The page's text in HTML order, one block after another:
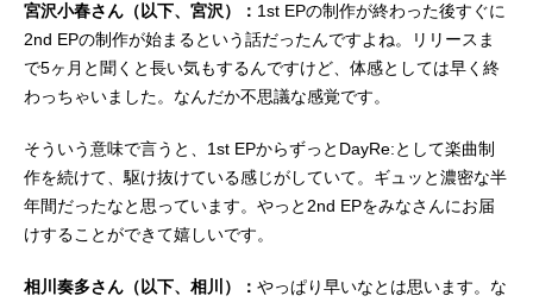
宮沢小春さん（以下、宮沢）： 1st EPの制作が終わった後すぐに
2nd EPの制作が始まるという話だったんですよね。リリースま
で5ヶ月と聞くと長い気もするんですけど、体感としては早く終
わっちゃいました。なんだか不思議な感覚です。
そういう意味で言うと、1st EPからずっとDayRe:として楽曲制
作を続けて、駆け抜けている感じがしていて。ギュッと濃密な半
年間だったなと思っています。やっと2nd EPをみなさんにお届
けすることができて嬉しいです。
相川奏多さん（以下、相川）： やっぱり早いなとは思います。な